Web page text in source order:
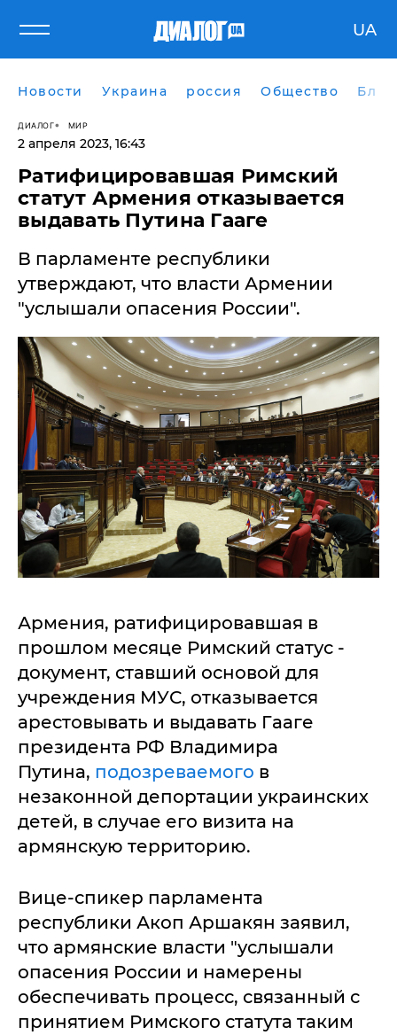
UA
Новости Украина россия Общество
ДИАЛОГ МИР
2 апреля 2023, 16:43
Ратифицировавшая Римский
статут Армения отказывается
выдавать Путина Гааге
В парламенте республики
утверждают, что власти Армении
"услышали опасения России".
Армения, ратифицировавшая в
прошлом месяце Римский статус -
документ, ставший основой для
учреждения МУС, отказывается
арестовывать и выдавать Гааге
президента РФ Владимира
Путина, подозреваемого в
незаконной депортации украинских
детей, в случае его визита на
армянскую территорию.
Вице-спикер парламента
республики Акоп Аршакян заявил,
что армянские власти "услышали
опасения России и намерены
обеспечивать процесс, связанный с
принятием Римского статута таким